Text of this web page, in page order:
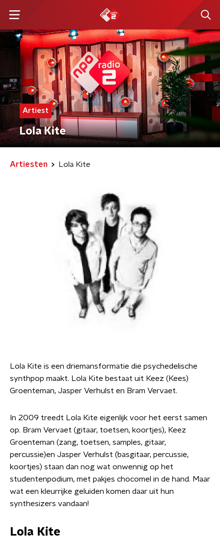
Artiest
Lola Kite
Artiesten Lola Kite
Lola Kite is een driemansformatie die psychedelische
synthpop maakt. Lola Kite bestaat uit Keez (Kees)
Groenteman, Jasper Verhulst en Bram Vervaet.
In 2009 treedt Lola Kite eigenlijk voor het eerst samen
op. Bram Vervaet (gitaar, toetsen, koortjes), Keez
Groenteman (zang, toetsen, samples, gitaar,
percussie)en Jasper Verhulst (basgitaar, percussie,
koortjes) staan dan nog wat onwennig op het
studentenpodium, met pakjes chocomel in de hand. Maar
wat een kleurrijke geluiden komen daar uit hun
synthesizers vandaan!
Lola Kite